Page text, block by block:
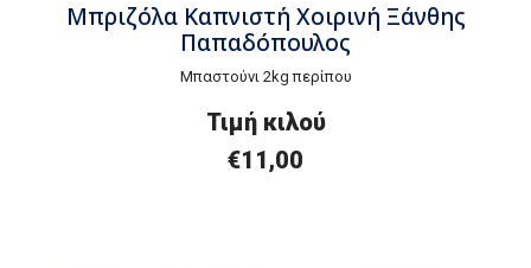
Μπριζόλα Καπνιστή Χοιρινή Ξάνθης
Παπαδόπουλος
Μπαστούνι 2kg περίπου
Τιμή κιλού
€11,00